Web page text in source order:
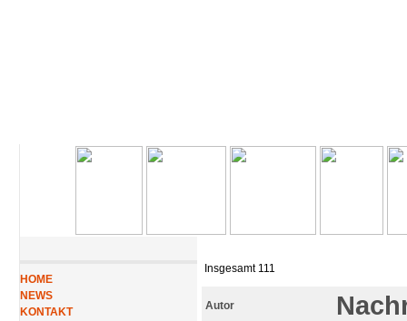
HOME
NEWS
KONTAKT
Insgesamt 111
Autor